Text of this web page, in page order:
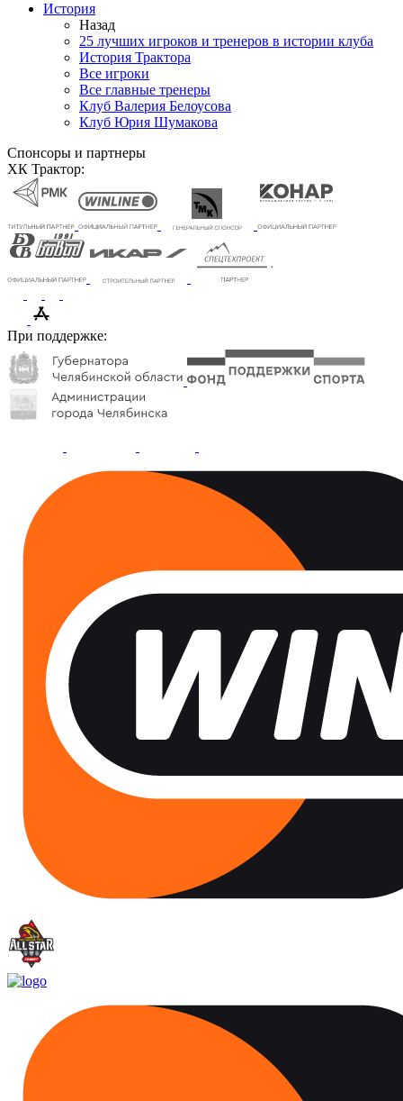
История
Назад
25 лучших игроков и тренеров в истории клуба
История Трактора
Все игроки
Все главные тренеры
Клуб Валерия Белоусова
Клуб Юрия Шумакова
Спонсоры и партнеры
ХК Трактор:
При поддержке: